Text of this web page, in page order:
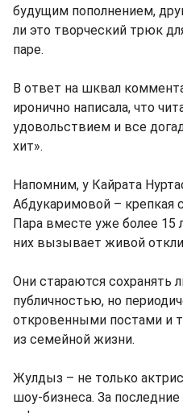
будущим пополнением,
ли это творческий трюк
паре.
В ответ на шквал
иронично написала, что
удовольствием и все
хит».
Напомним, у Кайрата
Абдукаримовой – крепкая
Пара вместе уже более 15
них вызывает живой
Они стараются сохранять
публичностью, но
откровенными постами и
из семейной жизни.
Жулдыз – не только
шоу-бизнеса. За